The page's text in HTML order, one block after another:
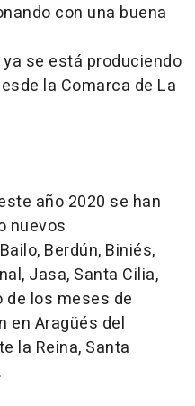
con una buena
se está produciendo
la Comarca de La
año 2020 se han
nuevos
Berdún, Biniés,
Jasa, Santa Cilia,
de los meses de
en Aragüés del
la Reina, Santa